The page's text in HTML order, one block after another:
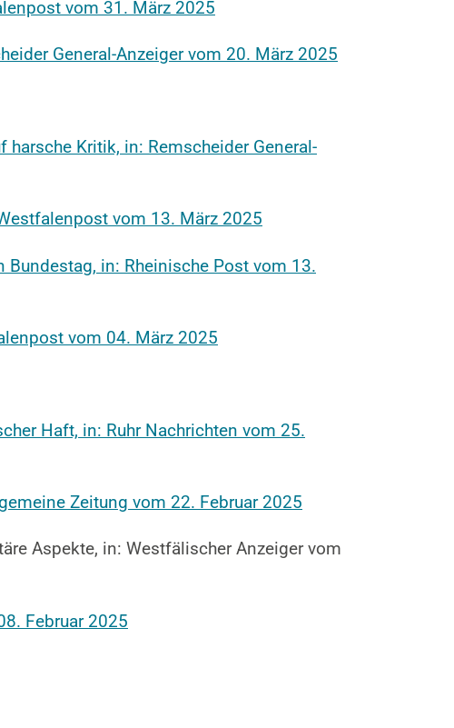
vom 31. März 2025
General-Anzeiger vom 20. März 2025
Kritik, in: Remscheider General-
vom 13. März 2025
in: Rheinische Post vom 13.
vom 04. März 2025
Haft, in: Ruhr Nachrichten vom 25.
Zeitung vom 22. Februar 2025
Aspekte, in: Westfälischer Anzeiger vom
Februar 2025